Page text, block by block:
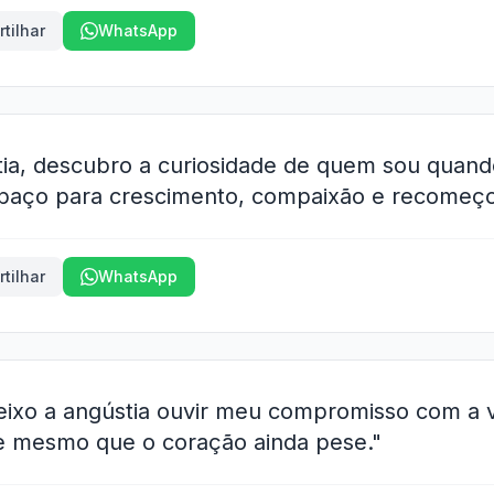
WhatsApp
descubro a curiosidade de quem sou
para crescimento, compaixão e
WhatsApp
a angústia ouvir meu compromisso com a
mesmo que o coração ainda pese."